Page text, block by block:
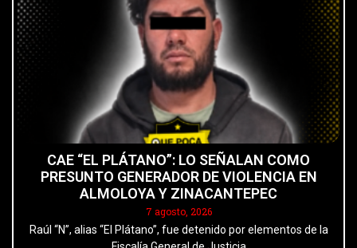
CAE “EL PLÁTANO”: LO SEÑALAN COMO
PRESUNTO GENERADOR DE VIOLENCIA EN
ALMOLOYA Y ZINACANTEPEC
7 agosto, 2026
Raúl “N”, alias “El Plátano”, fue detenido por elementos de la